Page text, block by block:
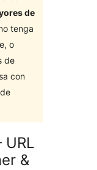
de
tenga
o
de
con
URL
&